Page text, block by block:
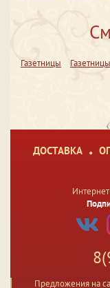
Газетницы
ДОСТАВКА
Предложения на